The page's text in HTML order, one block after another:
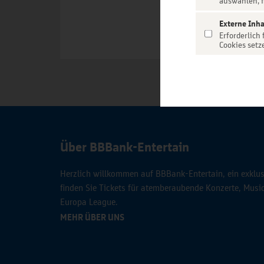
Über BBBank-Entertain
Herzlich willkommen auf BBBank-Entertain, ein
finden Sie Tickets für atemberaubende Konzerte,
Europa League.
MEHR ÜBER UNS
Externe
Erforderlich
Cookies